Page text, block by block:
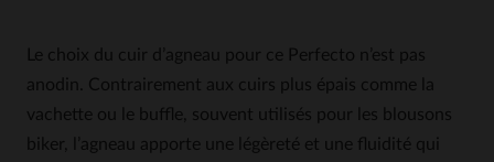
Le choix du cuir d’agneau pour ce Perfecto n’est pas
anodin. Contrairement aux cuirs plus épais comme la
vachette ou le buffle, souvent utilisés pour les blousons
biker, l’agneau apporte une légèreté et une fluidité qui